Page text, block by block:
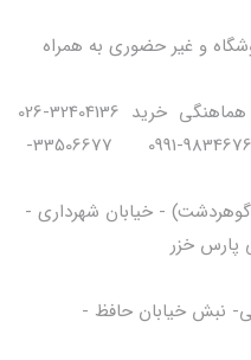
و غیر حضوری به همراه
تلفن های فروشگاه جهت تماس برای هماهنگی خرید 32404136-026
34414239-026 7837293-0901 9834676-0991 33506677-
- خیابان شهرداری -
پارس خزر
نبش خیابان حافظ -